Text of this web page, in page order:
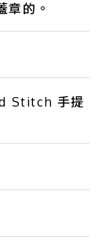
章的。
Stitch 手提